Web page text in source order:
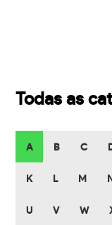
Todas as
A B C
K L M N
U V W